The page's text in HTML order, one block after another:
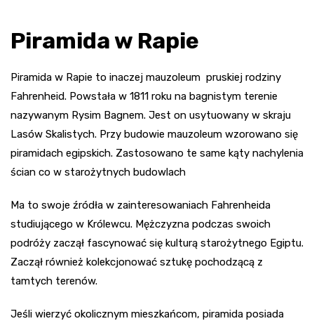
Piramida w Rapie
Piramida w Rapie to inaczej mauzoleum pruskiej rodziny
Fahrenheid. Powstała w 1811 roku na bagnistym terenie
nazywanym Rysim Bagnem. Jest on usytuowany w skraju
Lasów Skalistych. Przy budowie mauzoleum wzorowano się
piramidach egipskich. Zastosowano te same kąty nachylenia
ścian co w starożytnych budowlach
Ma to swoje źródła w zainteresowaniach Fahrenheida
studiującego w Królewcu. Mężczyzna podczas swoich
podróży zaczął fascynować się kulturą starożytnego Egiptu.
Zaczął również kolekcjonować sztukę pochodzącą z
tamtych terenów.
Jeśli wierzyć okolicznym mieszkańcom, piramida posiada